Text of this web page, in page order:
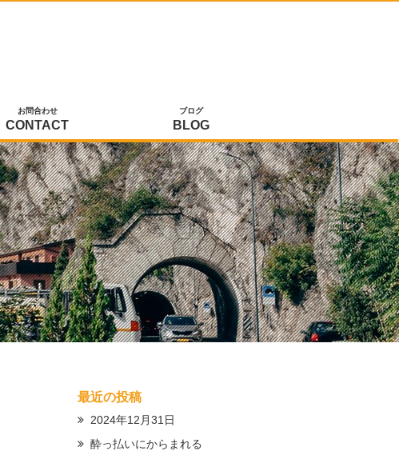
お問合わせ
CONTACT
ブログ
BLOG
最近の投稿
2024年12月31日
酔っ払いにからまれる